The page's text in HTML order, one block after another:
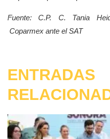
Fuente: C.P. C. Tania
Coparmex ante el SAT
ENTRADAS